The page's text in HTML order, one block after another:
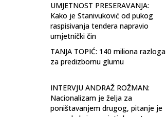
UMJETNOST PRESERAVANJA:
Kako je Stanivuković od pukog
raspisivanja tendera napravio
umjetnički čin
TANJA TOPIĆ: 140 miliona razloga
za predizbornu glumu
INTERVJU ANDRAŽ ROŽMAN:
Nacionalizam je želja za
poništavanjem drugog, pitanje je